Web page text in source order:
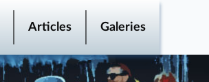
Articles Galeries